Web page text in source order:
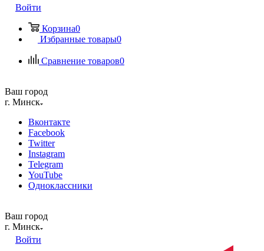
Войти
Корзина0
Избранные товары0
Сравнение товаров0
Ваш город
г. Минск
Вконтакте
Facebook
Twitter
Instagram
Telegram
YouTube
Одноклассники
Ваш город
г. Минск
Войти